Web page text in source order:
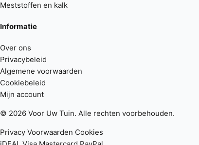
Meststoffen en kalk
Informatie
Over ons
Privacybeleid
Algemene voorwaarden
Cookiebeleid
Mijn account
© 2026 Voor Uw Tuin. Alle rechten voorbehouden.
Privacy Voorwaarden Cookies